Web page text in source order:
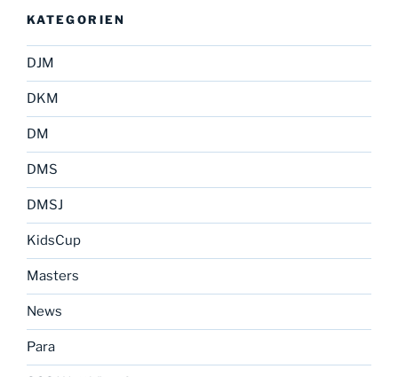
KATEGORIEN
DJM
DKM
DM
DMS
DMSJ
KidsCup
Masters
News
Para